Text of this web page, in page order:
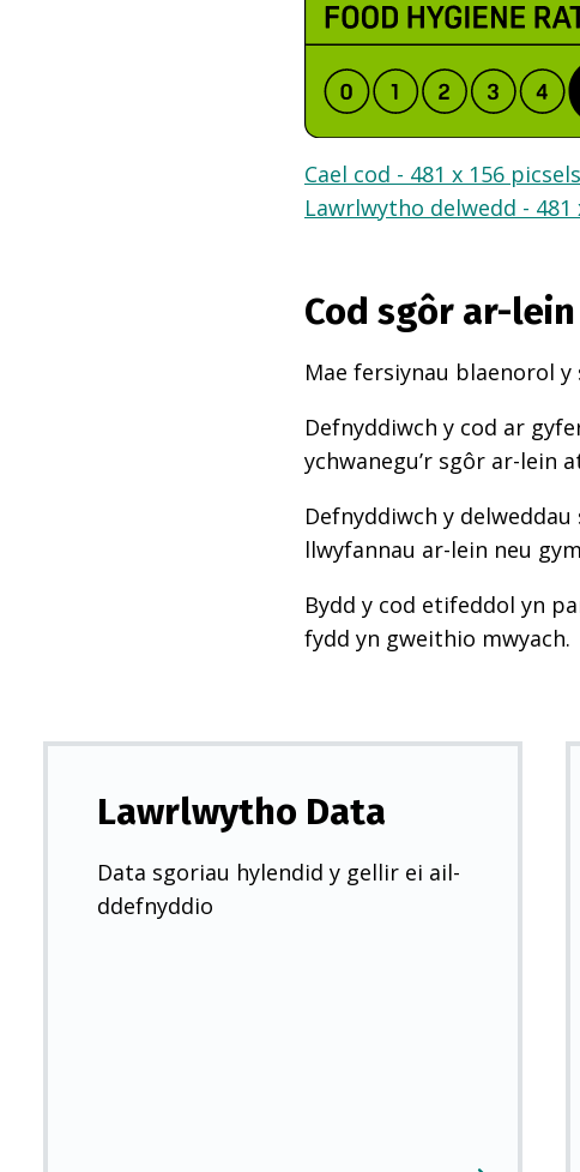
Cael cod - 481 x 156 picsels
Lawrlwytho delwedd - 481
Cod sgôr ar-
Mae fersiynau blaenorol
Defnyddiwch y cod ar
ychwanegu’r sgôr ar-lein
Defnyddiwch y
llwyfannau ar-lein neu
Bydd y cod etifeddol yn
fydd yn gweithio mwyach.
Lawrlwytho Data
Data sgoriau hylendid y gellir ei ail-
ddefnyddio